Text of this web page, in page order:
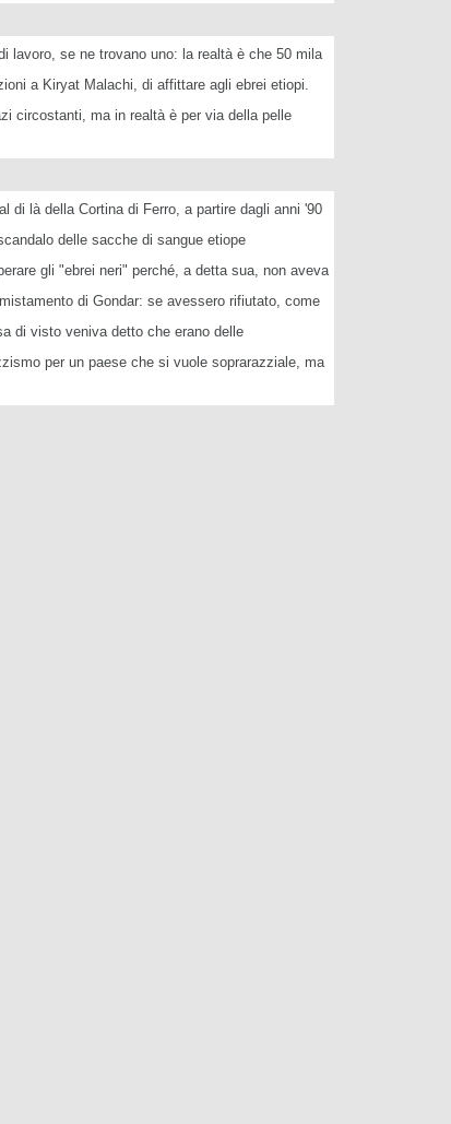
lavoro, se ne trovano uno: la realtà è che 50 mila
a Kiryat Malachi, di affittare agli ebrei etiopi.
circostanti, ma in realtà è per via della pelle
di là della Cortina di Ferro, a partire dagli anni '90
delle sacche di sangue etiope
gli "ebrei neri" perché, a detta sua, non aveva
di Gondar: se avessero rifiutato, come
di visto veniva detto che erano delle
per un paese che si vuole soprarazziale, ma